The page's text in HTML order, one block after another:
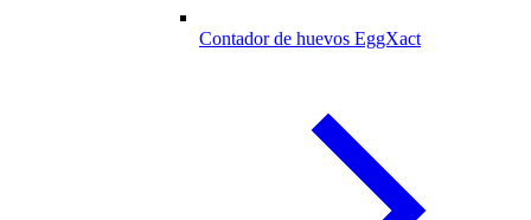
Contador de huevos EggXact